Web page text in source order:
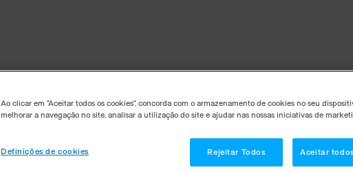
Ao clicar em "Aceitar todos os cookies", concorda com o armazenamento de cookies no seu
melhorar a navegação no site, analisar a utilização do site e ajudar nas nossas iniciativas de
Definições de cookies Rejeitar Todos Aceitar